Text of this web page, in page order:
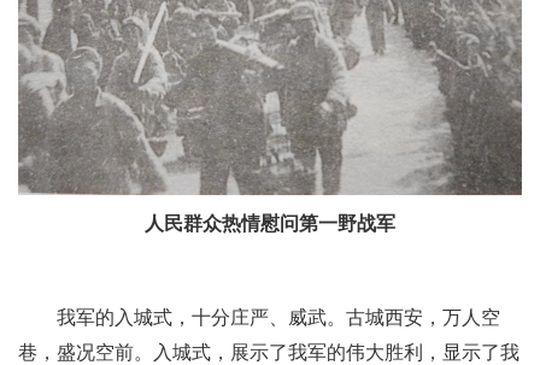
人民群众热情慰问第一野战军
我军的入城式，十分庄严、威武。古城西安，万人空
巷，盛况空前。入城式，展示了我军的伟大胜利，显示了我